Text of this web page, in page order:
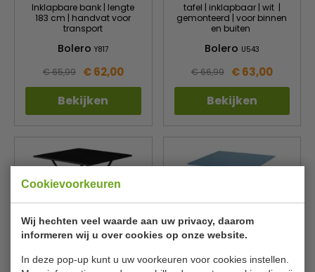
Cookievoorkeuren
Wij hechten veel waarde aan uw privacy, daarom
informeren wij u over cookies op onze website.
In deze pop-up kunt u uw voorkeuren voor cookies instellen.
Inklapbare bank | lengte
183 cm | handvat voor
transport
BoleroY817
€ 65,99 € 62,00
Bekijken
tafel | inklapbaar | wit |
gemonteerd | voor binnen
en buiten
Bolero U543
€ 66,99 € 63,00
Bekijken
klaptafel | stalen frame |
inklapbare tafel | nylon